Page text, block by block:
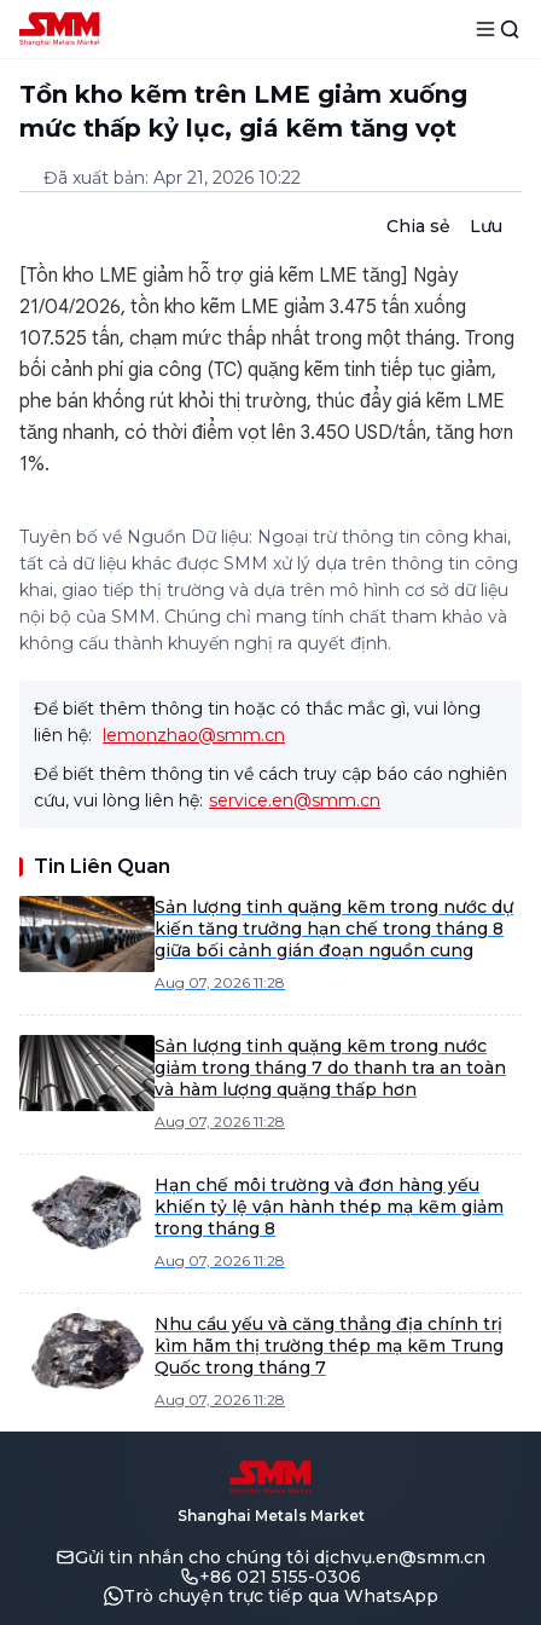
Tồn kho kẽm trên LME giảm xuống
mức thấp kỷ lục, giá kẽm tăng vọt
Đã xuất bản: Apr 21, 2026 10:22
Chia sẻ Lưu
[Tồn kho LME giảm hỗ trợ giá kẽm LME tăng] Ngày
21/04/2026, tồn kho kẽm LME giảm 3.475 tấn xuống
107.525 tấn, chạm mức thấp nhất trong một tháng. Trong
bối cảnh phí gia công (TC) quặng kẽm tinh tiếp tục giảm,
phe bán khống rút khỏi thị trường, thúc đẩy giá kẽm LME
tăng nhanh, có thời điểm vọt lên 3.450 USD/tấn, tăng hơn
1%.
Tuyên bố về Nguồn Dữ liệu: Ngoại trừ thông tin công khai,
tất cả dữ liệu khác được SMM xử lý dựa trên thông tin công
khai, giao tiếp thị trường và dựa trên mô hình cơ sở dữ liệu
nội bộ của SMM. Chúng chỉ mang tính chất tham khảo và
không cấu thành khuyến nghị ra quyết định.
Để biết thêm thông tin hoặc có thắc mắc gì, vui lòng
liên hệ: lemonzhao@smm.cn
Để biết thêm thông tin về cách truy cập báo cáo nghiên
cứu, vui lòng liên hệ: service.en@smm.cn
Tin Liên Quan
Sản lượng tinh quặng kẽm trong nước dự
kiến tăng trưởng hạn chế trong tháng 8
giữa bối cảnh gián đoạn nguồn cung
Aug 07, 2026 11:28
Sản lượng tinh quặng kẽm trong nước
giảm trong tháng 7 do thanh tra an toàn
và hàm lượng quặng thấp hơn
Aug 07, 2026 11:28
Hạn chế môi trường và đơn hàng yếu
khiến tỷ lệ vận hành thép mạ kẽm giảm
trong tháng 8
Aug 07, 2026 11:28
Nhu cầu yếu và căng thẳng địa chính trị
kìm hãm thị trường thép mạ kẽm Trung
Quốc trong tháng 7
Aug 07, 2026 11:28
Shanghai Metals Market
Gửi tin nhắn cho chúng tôi dịchvụ.en@smm.cn
+86 021 5155-0306
Trò chuyện trực tiếp qua WhatsApp